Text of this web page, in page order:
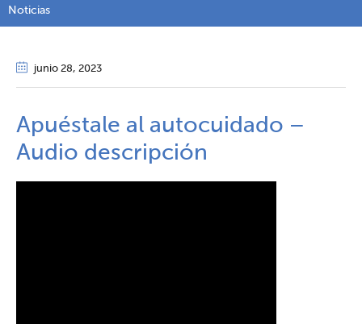
Noticias
junio 28, 2023
Apuéstale al autocuidado –
Audio descripción